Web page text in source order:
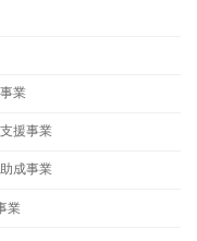
業
援事業
成事業
業